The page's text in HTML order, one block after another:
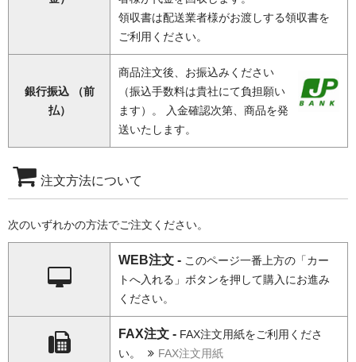
領収書は配送業者様がお渡しする領収書を
ご利用ください。
銀行振込 （前
払）
商品注文後、お振込みください
（振込手数料は貴社にて負担願い
ます）。 入金確認次第、商品を発
送いたします。
注文方法について
次のいずれかの方法でご注文ください。
WEB注文 - このページ一番上方の「カー
トへ入れる」ボタンを押して購入にお進み
ください。
FAX注文 - FAX注文用紙をご利用くださ
い。
FAX注文用紙